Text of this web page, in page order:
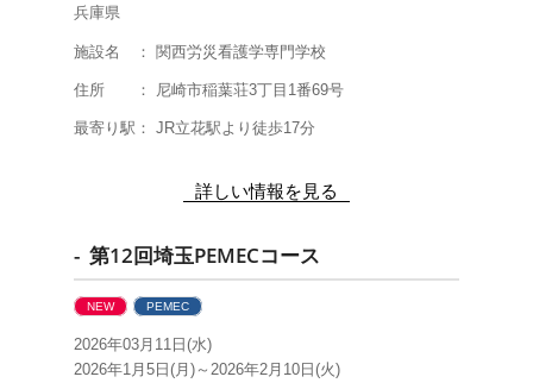
兵庫県
施設名 ： 関西労災看護学専門学校
住所 ： 尼崎市稲葉荘3丁目1番69号
最寄り駅： JR立花駅より徒歩17分
詳しい情報を見る
- 第12回埼玉PEMECコース
NEW PEMEC
2026年03月11日(水)
2026年1月5日(月)～2026年2月10日(火)